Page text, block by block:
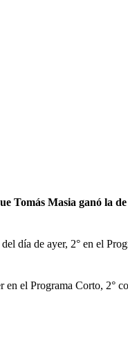
Tomás Masia ganó la
día de ayer, 2° en el
el Programa Corto, 2°